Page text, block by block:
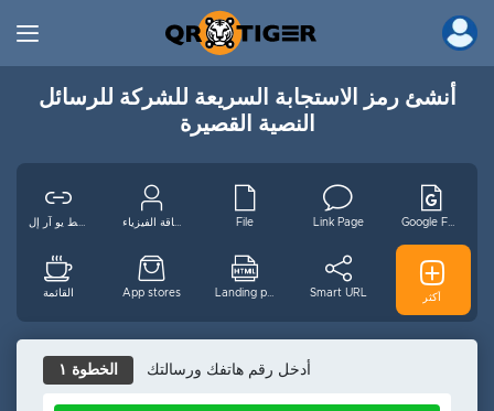
أنشئ رمز الاستجابة السريعة للشركة للرسائل
النصية القصيرة
File Link Page
القائمة App stores Smart URL GS1 رقمي
MP3 فيديو واي فاي
أكثر
الخطوة ١ أدخل رقم هاتفك ورسالتك